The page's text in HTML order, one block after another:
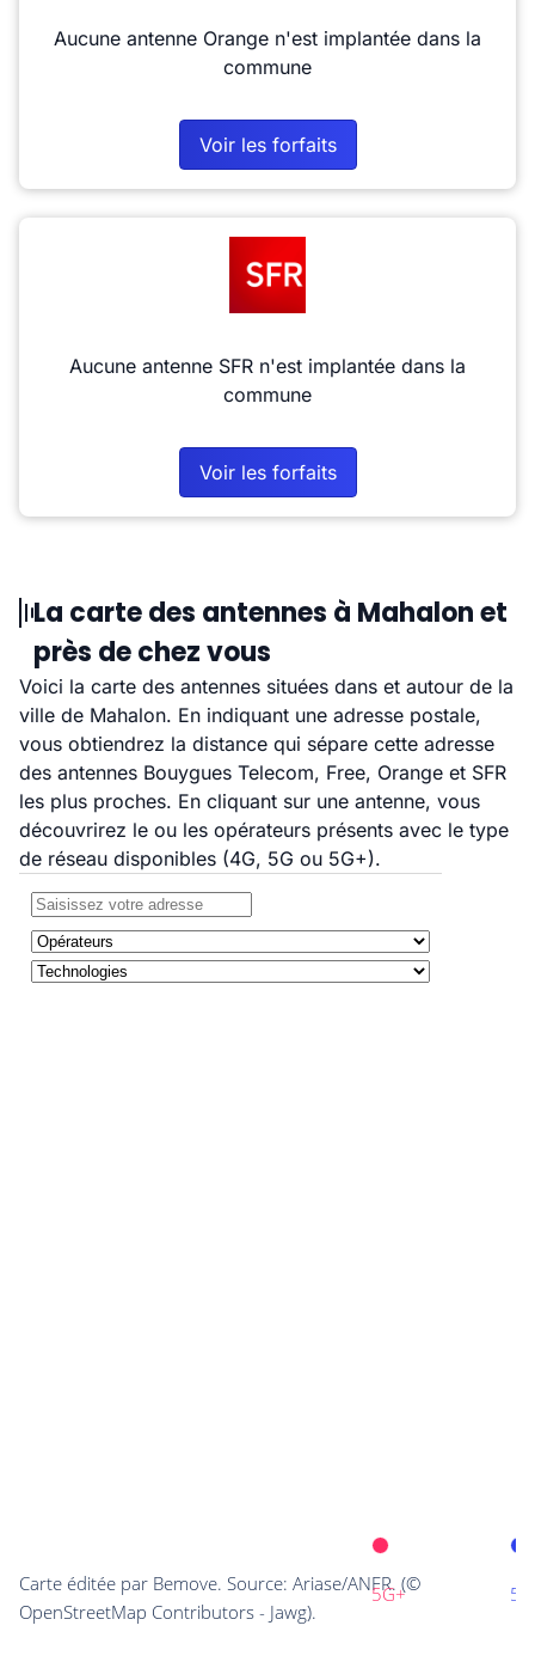
Aucune antenne Orange n'est implantée dans la
commune
Voir les forfaits
Aucune antenne SFR n'est implantée dans la
commune
Voir les forfaits
La carte des antennes à Mahalon et
près de chez vous
Voici la carte des antennes situées dans et autour de la
ville de Mahalon. En indiquant une adresse postale,
vous obtiendrez la distance qui sépare cette adresse
des antennes Bouygues Telecom, Free, Orange et SFR
les plus proches. En cliquant sur une antenne, vous
découvrirez le ou les opérateurs présents avec le type
de réseau disponibles (4G, 5G ou 5G+).